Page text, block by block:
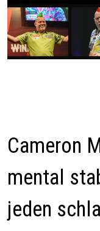
Cameron
mental
jeden